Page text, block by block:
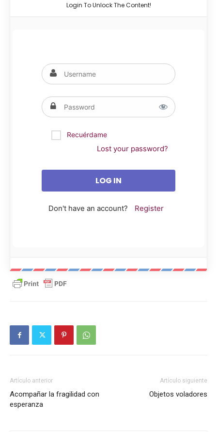
Login To Unlock The Content!
Recuérdame
Lost your password?
Don't have an account? Register
Artículo anterior
Acompañar la fragilidad con
esperanza
Artículo siguiente
Objetos voladores